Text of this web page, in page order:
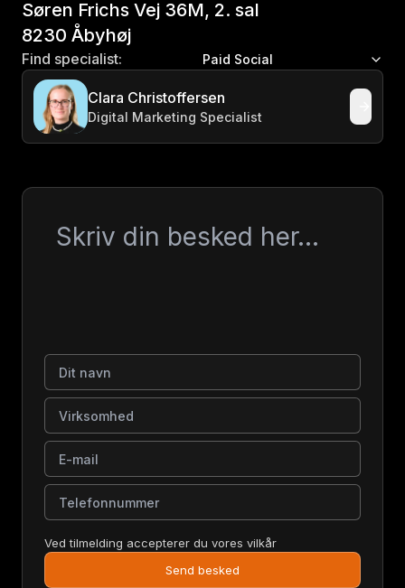
Søren Frichs Vej 36M, 2. sal
8230 Åbyhøj
Find specialist: Paid Social
Clara Christoffersen
Digital Marketing Specialist
Dit navn
Virksomhed
E-mail
Telefonnummer
Ved tilmelding accepterer du vores vilkår
Send besked